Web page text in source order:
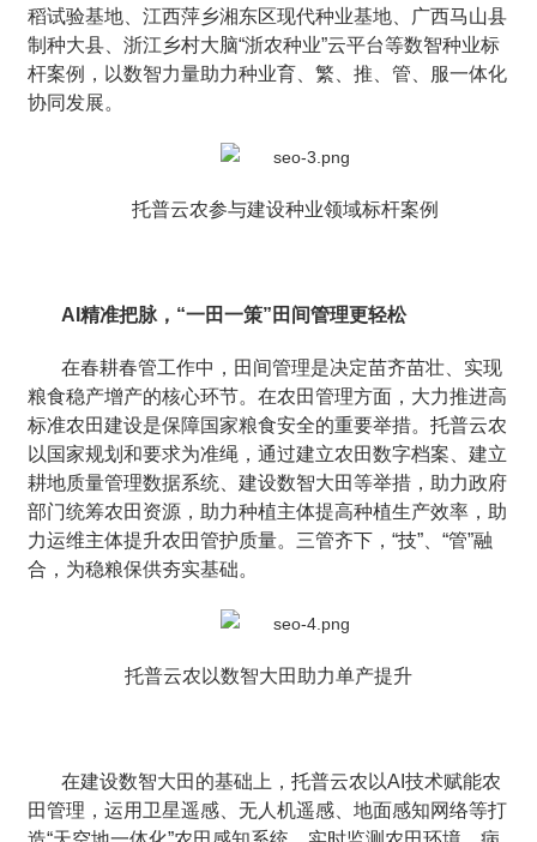
稻试验基地、江西萍乡湘东区现代种业基地、广西马山县
制种大县、浙江乡村大脑“浙农种业”云平台等数智种业标
杆案例，以数智力量助力种业育、繁、推、管、服一体化
协同发展。
托普云农参与建设种业领域标杆案例
AI精准把脉，“一田一策”田间管理更轻松
在春耕春管工作中，田间管理是决定苗齐苗壮、实现
粮食稳产增产的核心环节。在农田管理方面，大力推进高
标准农田建设是保障国家粮食安全的重要举措。托普云农
以国家规划和要求为准绳，通过建立农田数字档案、建立
耕地质量管理数据系统、建设数智大田等举措，助力政府
部门统筹农田资源，助力种植主体提高种植生产效率，助
力运维主体提升农田管护质量。三管齐下，“技”、“管”融
合，为稳粮保供夯实基础。
托普云农以数智大田助力单产提升
在建设数智大田的基础上，托普云农以AI技术赋能农
田管理，运用卫星遥感、无人机遥感、地面感知网络等打